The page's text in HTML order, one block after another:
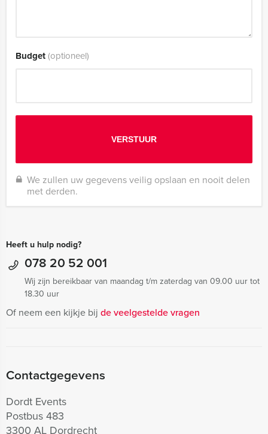
Budget(optioneel)
We zullen uw gegevens veilig opslaan en nooit delen
met derden.
Heeft u hulp nodig?
078 20 52 001
Wij zijn bereikbaar van maandag t/m zaterdag van 09.00 uur tot
18.30 uur
Of neem een kijkje bij de veelgestelde vragen
Contactgegevens
Dordt Events
Postbus 483
3300 AL Dordrecht